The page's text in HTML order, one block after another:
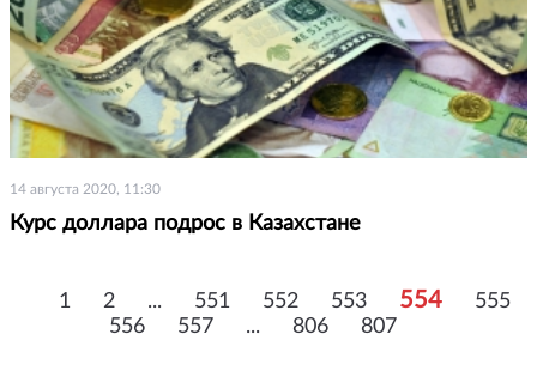
14 августа 2020, 11:30
Курс доллара подрос в Казахстане
1 2 ... 551 552 553 554
555
556
557 ... 806 807